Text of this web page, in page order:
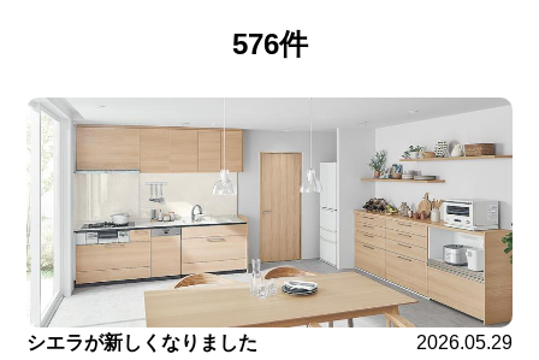
576件
シエラが新しくなりました
2026.05.29